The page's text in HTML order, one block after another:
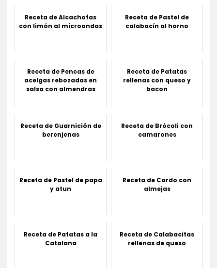
Receta de Alcachofas
con limón al microondas
Receta de Pastel de
calabacín al horno
Receta de Pencas de
acelgas rebozadas en
salsa con almendras
Receta de Patatas
rellenas con queso y
bacon
Receta de Guarnición de
berenjenas
Receta de Brócoli con
camarones
Receta de Pastel de papa
y atun
Receta de Cardo con
almejas
Receta de Patatas a la
Catalana
Receta de Calabacitas
rellenas de queso